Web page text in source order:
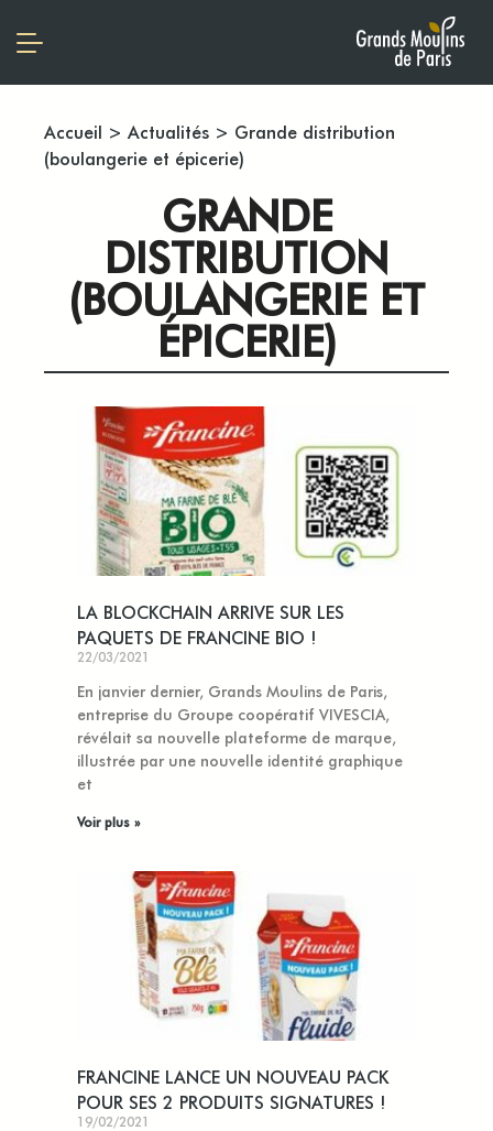
Accueil > Actualités > Grande distribution
(boulangerie et épicerie)
GRANDE
DISTRIBUTION
(BOULANGERIE ET
ÉPICERIE)
LA BLOCKCHAIN ARRIVE SUR LES
PAQUETS DE FRANCINE BIO !
22/03/2021
En janvier dernier, Grands Moulins de Paris,
entreprise du Groupe coopératif VIVESCIA,
révélait sa nouvelle plateforme de marque,
illustrée par une nouvelle identité graphique
et
Voir plus »
FRANCINE LANCE UN NOUVEAU PACK
POUR SES 2 PRODUITS SIGNATURES !
19/02/2021